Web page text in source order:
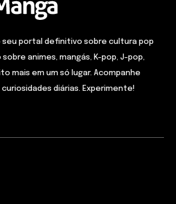
seu portal definitivo sobre cultura pop
animes, mangás, K-pop, J-pop,
mais em um só lugar. Acompanhe
diárias. Experimente!